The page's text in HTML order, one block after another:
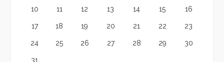
10 11 12 13 14 15 16
17 18 19 20 21 22 23
24 25 26 27 28 29 30
31